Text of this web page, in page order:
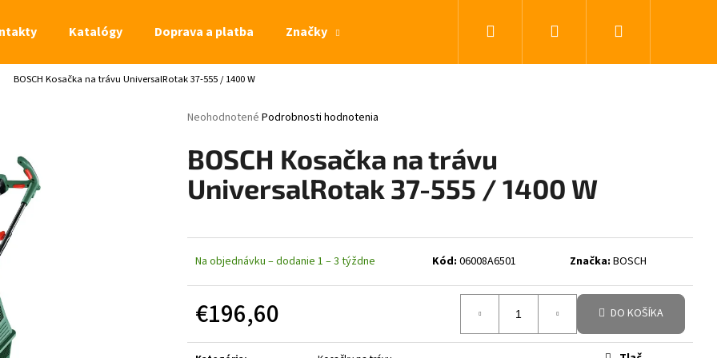
Katalógy Doprava a platba Značky Hľadať PrihlásenieNákupný
BOSCH Kosačka na trávu UniversalRotak 37-555 / 1400 W
Priemerné hodnotenie produktu je 0,0 z 5 hviezdičiek.
Neohodnotené Podrobnosti hodnotenia
BOSCH Kosačka na trávu
UniversalRotak 37-555 / 1400 W
Na objednávku – dodanie 1 – 3 týždne Kód: 06008A6501 Značka:BOSCH
€196,60 DO KOŠÍKA
Čo potrebujete nájsť?
HĽADAŤ